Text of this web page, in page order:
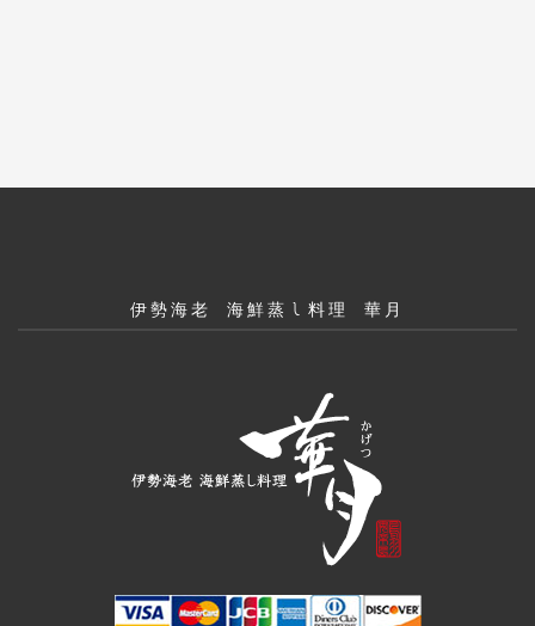
伊勢海老 海鮮蒸し料理 華月